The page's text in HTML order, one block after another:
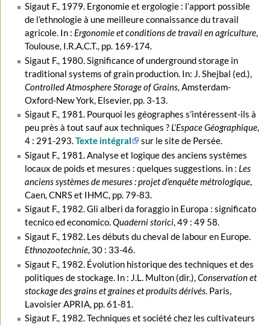
Sigaut F., 1979. Ergonomie et ergologie : l’apport possible
de l’ethnologie à une meilleure connaissance du travail
agricole. In : Ergonomie et conditions de travail en agriculture,
Toulouse, I.R.A.C.T., pp. 169-174.
Sigaut F., 1980. Significance of underground storage in
traditional systems of grain production. In: J. Shejbal (ed.),
Controlled Atmosphere Storage of Grains, Amsterdam-
Oxford-New York, Elsevier, pp. 3-13.
Sigaut F., 1981. Pourquoi les géographes s’intéressent-ils à
peu près à tout sauf aux techniques ? L’Espace Géographique,
4 : 291-293.Texte intégral
sur le site de Persée.
Sigaut F., 1981. Analyse et logique des anciens systèmes
locaux de poids et mesures : quelques suggestions. in : Les
anciens systèmes de mesures : projet d’enquête métrologique,
Caen, CNRS et IHMC, pp. 79-83.
Sigaut F., 1982. Gli alberi da foraggio in Europa : significato
tecnico ed economico.Quaderni storici, 49 : 49 58.
Sigaut F., 1982. Les débuts du cheval de labour en Europe.
Ethnozootechnie, 30 : 33-46.
Sigaut F., 1982. Évolution historique des techniques et des
politiques de stockage. In : J.L. Multon (dir.), Conservation et
stockage des grains et graines et produits dérivés. Paris,
Lavoisier APRIA, pp. 61-81.
Sigaut F., 1982. Techniques et société chez les cultivateurs